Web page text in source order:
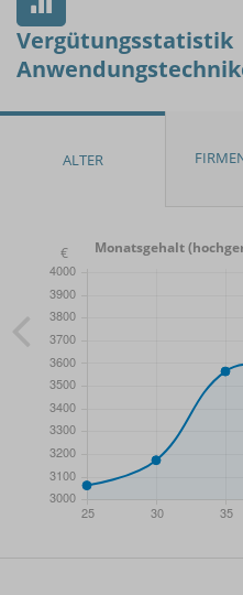
Vergütungsstatistik
Monatsgehalt